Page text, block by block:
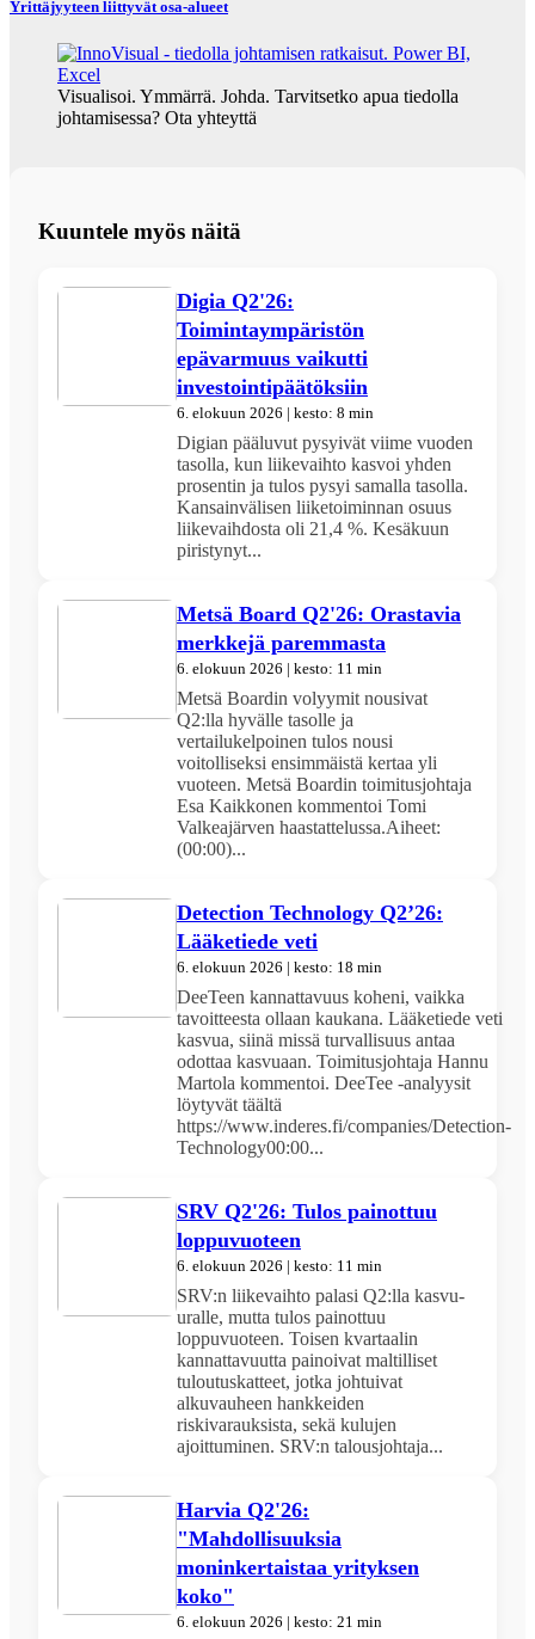
Yrittäjyyteen liittyvät osa-alueet
Visualisoi. Ymmärrä. Johda. Tarvitsetko apua tiedolla
johtamisessa? Ota yhteyttä
Kuuntele myös näitä
Digia Q2'26:
Toimintaympäristön
epävarmuus vaikutti
investointipäätöksiin
6. elokuun 2026 | kesto: 8 min
Digian pääluvut pysyivät viime vuoden
tasolla, kun liikevaihto kasvoi yhden
prosentin ja tulos pysyi samalla tasolla.
Kansainvälisen liiketoiminnan osuus
liikevaihdosta oli 21,4 %. Kesäkuun
piristynyt...
Metsä Board Q2'26: Orastavia
merkkejä paremmasta
6. elokuun 2026 | kesto: 11 min
Metsä Boardin volyymit nousivat
Q2:lla hyvälle tasolle ja
vertailukelpoinen tulos nousi
voitolliseksi ensimmäistä kertaa yli
vuoteen. Metsä Boardin toimitusjohtaja
Esa Kaikkonen kommentoi Tomi
Valkeajärven haastattelussa.Aiheet:
(00:00)...
Detection Technology Q2’26:
Lääketiede veti
6. elokuun 2026 | kesto: 18 min
DeeTeen kannattavuus koheni, vaikka
tavoitteesta ollaan kaukana. Lääketiede veti
kasvua, siinä missä turvallisuus antaa
odottaa kasvuaan. Toimitusjohtaja Hannu
Martola kommentoi. DeeTee -analyysit
löytyvät täältä
https://www.inderes.fi/companies/Detection-
Technology00:00...
SRV Q2'26: Tulos painottuu
loppuvuoteen
6. elokuun 2026 | kesto: 11 min
SRV:n liikevaihto palasi Q2:lla kasvu-
uralle, mutta tulos painottuu
loppuvuoteen. Toisen kvartaalin
kannattavuutta painoivat maltilliset
tuloutuskatteet, jotka johtuivat
alkuvauheen hankkeiden
riskivarauksista, sekä kulujen
ajoittuminen. SRV:n talousjohtaja...
Harvia Q2'26:
"Mahdollisuuksia
moninkertaistaa yrityksen
koko"
6. elokuun 2026 | kesto: 21 min